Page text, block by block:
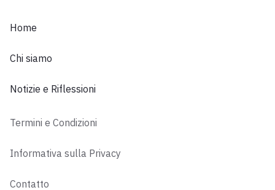
Home
Chi siamo
Notizie e Riflessioni
Termini e Condizioni
Informativa sulla Privacy
Contatto